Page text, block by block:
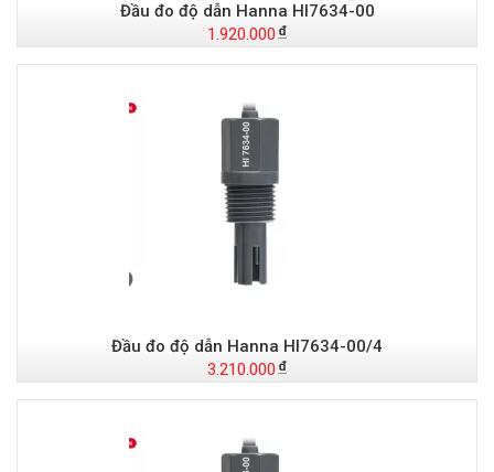
Đầu đo độ dẫn Hanna HI7634-00
1.920.000
Đầu đo độ dẫn Hanna HI7634-00/4
3.210.000